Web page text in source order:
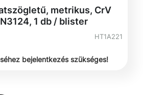
metrikus, CrV
1 db / blister
HT1A221
bejelentkezés szükséges!